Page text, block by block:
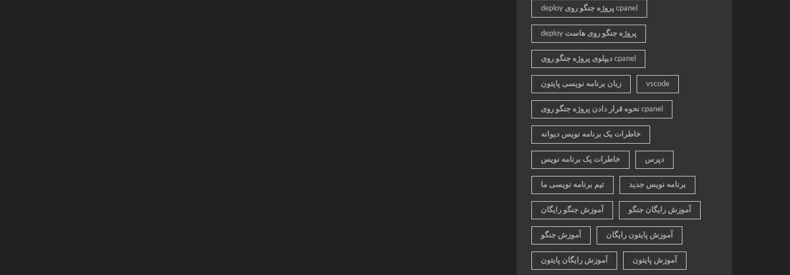
deploy پروژه جنگو روی cpanel
deploy پروژه جنگو روی هاست
دیپلوی پروژه جنگو روی cpanel
زبان برنامه نویسی پایتون vscode
نحوه قرار دادن پروژه جنگو روی cpanel
خاطرات یک برنامه نویس دیوانه
خاطرات یک برنامه نویس دپرس
تیم برنامه نویسی ما برنامه نویس جدید
آموزش جنگو رایگان آموزش رایگان جنگو
آموزش جنگو آموزش پایتون رایگان
آموزش رایگان پایتون آموزش پایتون